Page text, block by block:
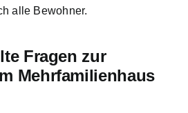
alle Bewohner.
Fragen zur
Mehrfamilienhaus